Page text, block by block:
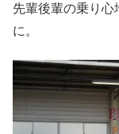
先輩後輩の乗り心
に。